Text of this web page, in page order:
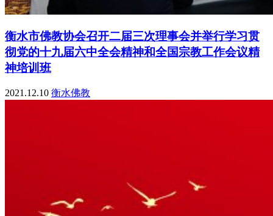
衡水市佛教协会召开二届三次理事会并举行学习贯
彻党的十九届六中全会精神和全国宗教工作会议精
神培训班
2021.12.10 衡水佛教